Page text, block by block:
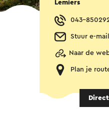
Lemiers
043-
Stuur e-mail
Naar de
Plan je